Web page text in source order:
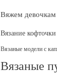
Вяжем девочкам
Вязание кофточки
Вязаные модели с
Вязаные